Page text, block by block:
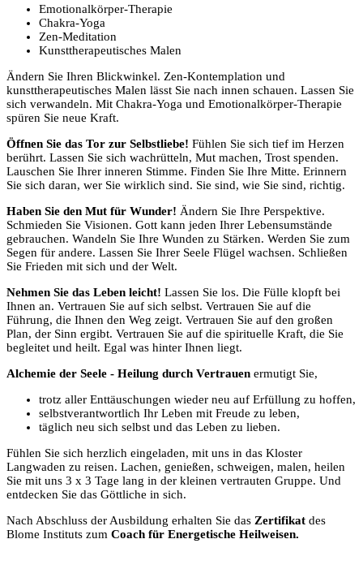
Emotionalkörper-Therapie
Chakra-Yoga
Zen-Meditation
Kunsttherapeutisches Malen
Ändern Sie Ihren Blickwinkel. Zen-Kontemplation und
kunsttherapeutisches Malen lässt Sie nach innen schauen. Lassen Sie
sich verwandeln. Mit Chakra-Yoga und Emotionalkörper-Therapie
spüren Sie neue Kraft.
Öffnen Sie das Tor zur Selbstliebe! Fühlen Sie sich tief im Herzen
berührt. Lassen Sie sich wachrütteln, Mut machen, Trost spenden.
Lauschen Sie Ihrer inneren Stimme. Finden Sie Ihre Mitte. Erinnern
Sie sich daran, wer Sie wirklich sind. Sie sind, wie Sie sind, richtig.
Haben Sie den Mut für Wunder! Ändern Sie Ihre Perspektive.
Schmieden Sie Visionen. Gott kann jeden Ihrer Lebensumstände
gebrauchen. Wandeln Sie Ihre Wunden zu Stärken. Werden Sie zum
Segen für andere. Lassen Sie Ihrer Seele Flügel wachsen. Schließen
Sie Frieden mit sich und der Welt.
Nehmen Sie das Leben leicht! Lassen Sie los. Die Fülle klopft bei
Ihnen an. Vertrauen Sie auf sich selbst. Vertrauen Sie auf die
Führung, die Ihnen den Weg zeigt. Vertrauen Sie auf den großen
Plan, der Sinn ergibt. Vertrauen Sie auf die spirituelle Kraft, die Sie
begleitet und heilt. Egal was hinter Ihnen liegt.
Alchemie der Seele - Heilung durch Vertrauen ermutigt Sie,
trotz aller Enttäuschungen wieder neu auf Erfüllung zu hoffen,
selbstverantwortlich Ihr Leben mit Freude zu leben,
täglich neu sich selbst und das Leben zu lieben.
Fühlen Sie sich herzlich eingeladen, mit uns in das Kloster
Langwaden zu reisen. Lachen, genießen, schweigen, malen, heilen
Sie mit uns 3 x 3 Tage lang in der kleinen vertrauten Gruppe. Und
entdecken Sie das Göttliche in sich.
Nach Abschluss der Ausbildung erhalten Sie das Zertifikat des
Blome Instituts zum Coach für Energetische Heilweisen.